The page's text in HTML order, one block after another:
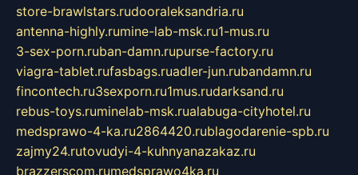
store-brawlstars.rudooraleksandria.ru
antenna-highly.rumine-lab-msk.ru1-mus.ru
3-sex-porn.ruban-damn.rupurse-factory.ru
viagra-tablet.rufasbags.ruadler-jun.rubandamn.ru
fincontech.ru3sexporn.ru1mus.rudarksand.ru
rebus-toys.ruminelab-msk.rualabuga-cityhotel.ru
medsprawo-4-ka.ru2864420.rublagodarenie-spb.ru
zajmy24.rutovudyi-4-kuhnyanazakaz.ru
brazzerscom.rumedsprawo4ka.ru